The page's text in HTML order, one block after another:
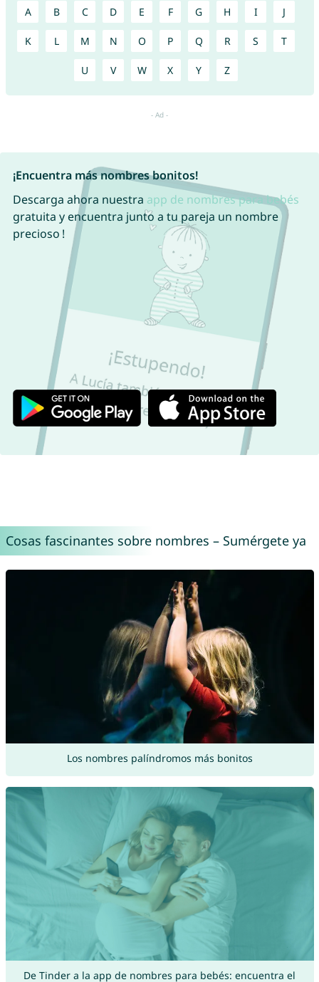
A B C D E F G H I J
K L M N O P Q R S T
U V W X Y Z
¡Encuentra más nombres bonitos!
Descarga ahora nuestra app de nombres para bebés
gratuita y encuentra junto a tu pareja un nombre
precioso !
Cosas fascinantes sobre nombres – Sumérgete ya
Los nombres palíndromos más bonitos
De Tinder a la app de nombres para bebés: encuentra el